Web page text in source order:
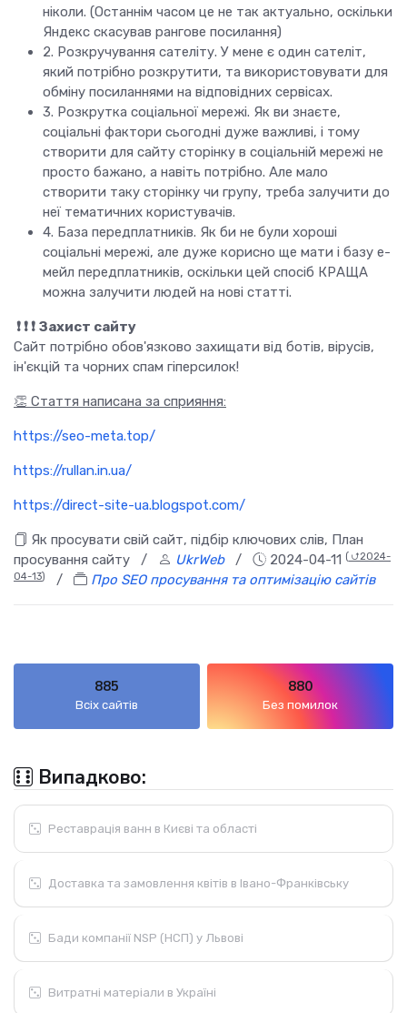
ніколи. (Останнім часом це не так актуально, оскільки
Яндекс скасував рангове посилання)
2. Розкручування сателіту. У мене є один сателіт,
який потрібно розкрутити, та використовувати для
обміну посиланнями на відповідних сервісах.
3. Розкрутка соціальної мережі. Як ви знаєте,
соціальні фактори сьогодні дуже важливі, і тому
створити для сайту сторінку в соціальній мережі не
просто бажано, а навіть потрібно. Але мало
створити таку сторінку чи групу, треба залучити до
неї тематичних користувачів.
4. База передплатників. Як би не були хороші
соціальні мережі, але дуже корисно ще мати і базу е-
мейл передплатників, оскільки цей спосіб КРАЩА
можна залучити людей на нові статті.
❗️ ❗️ ❗️ Захист сайту
Сайт потрібно обов'язково захищати від ботів, вірусів,
ін'єкцій та чорних спам гіперсилок!
👏 Стаття написана за сприяння:
https://seo-meta.top/
https://rullan.in.ua/
https://direct-site-ua.blogspot.com/
Як просувати свій сайт, підбір ключових слів, План
просування сайту
/ UkrWeb/ 2024-04-11 ( ⮍2024-
04-13) / Про SEO просування та оптимізацію сайтів
885
Всіх сайтів
880
Без помилок
Випадково:
Реставрація ванн в Києві та області
Доставка та замовлення квітів в Івано-Франківську
Бади компанії NSP (НСП) у Львові
Витратні матеріали в Україні